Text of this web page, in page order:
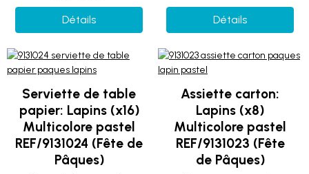
Détails Détails
Serviette de table
papier: Lapins (x16)
Multicolore pastel
REF/9131024 (Fête de
Pâques)
Assiette carton:
Lapins (x8)
Multicolore pastel
REF/9131023 (Fête
de Pâques)